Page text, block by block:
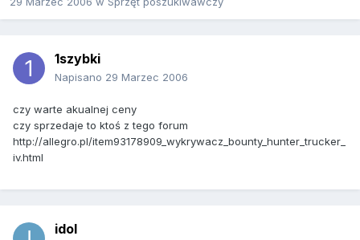
1szybki
Napisano 29 Marzec 2006
czy warte akualnej ceny
czy sprzedaje to ktoś z tego forum
http://allegro.pl/item93178909_wykrywacz_bounty_hunter_trucker_
iv.html
idol